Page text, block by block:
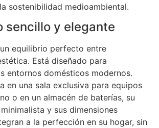
sostenibilidad medioambiental.
sencillo y elegante
equilibrio perfecto entre
Está diseñado para
entornos domésticos modernos.
en una sala exclusiva para equipos
o en un almacén de baterías, su
y sus dimensiones
a la perfección en su hogar, sin